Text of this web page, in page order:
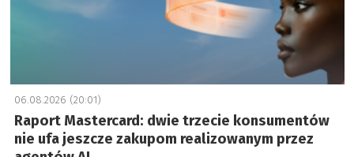
06.08.2026 (20:01)
Raport Mastercard: dwie trzecie konsumentów
nie ufa jeszcze zakupom realizowanym przez